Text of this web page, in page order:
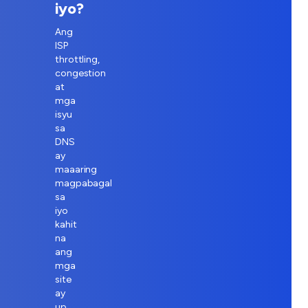
iyo?
Ang
ISP
throttling,
congestion
at
mga
isyu
sa
DNS
ay
maaaring
magpabagal
sa
iyo
kahit
na
ang
mga
site
ay